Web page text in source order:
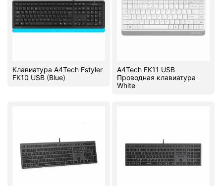
Системы охлаждения
Видеонаблюдение
Клавиатура A4Tech Fstyler
FK10 USB (Blue)
A4Tech FK11 USB
Проводная клавиатура
White